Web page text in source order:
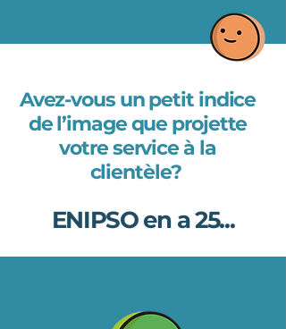
Avez-vous un petit indice
de l’image que projette
votre service à la
clientèle?
ENIPSO en a 25...